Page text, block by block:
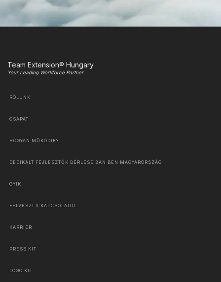
Team Extension® Hungary
Your Leading Workforce Partner
RÓLUNK
CSAPAT
HOGYAN MŰKÖDIK?
DEDIKÁLT FEJLESZTŐK BÉRLÉSE BAN BEN MAGYARORSZÁG
GYIK
FELVESZI A KAPCSOLATOT
KARRIER
PRESS KIT
LOGO KIT